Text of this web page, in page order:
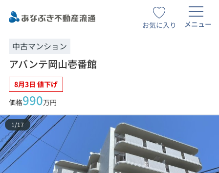
お気に入り メニュー
中古マンション
アバンテ岡山壱番館
8月3日 値下げ
価格990万円
1/17